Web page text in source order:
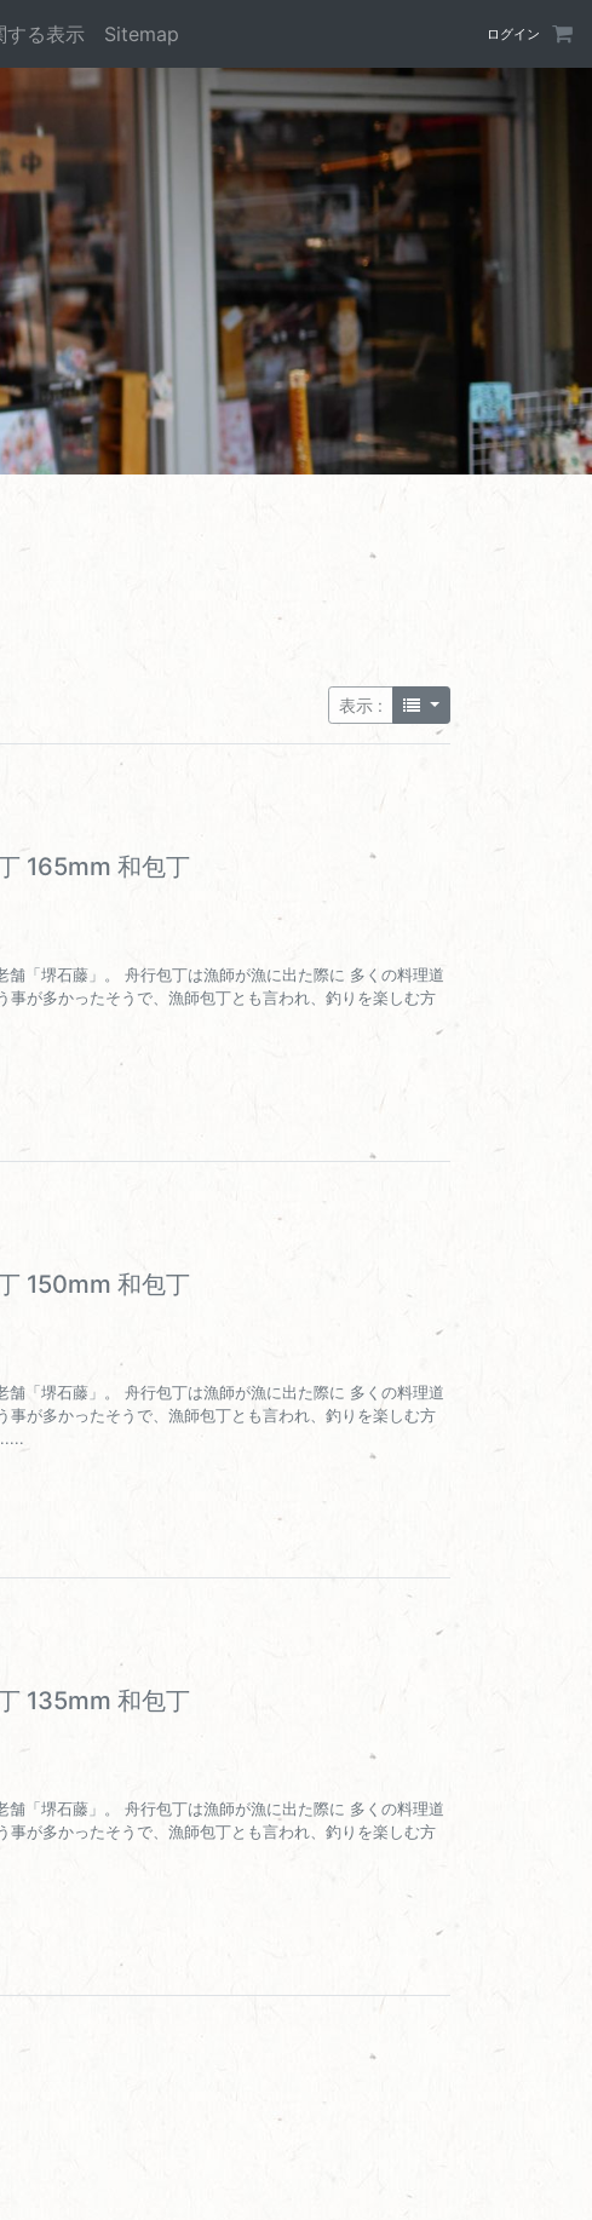
ログイン
する表示 Sitemap
表示 :
165mm 和包丁
舗「堺石藤」。 舟行包丁は漁師が漁に出た際に 多くの料理道
事が多かったそうで、漁師包丁とも言われ、釣りを楽しむ方
150mm 和包丁
舗「堺石藤」。 舟行包丁は漁師が漁に出た際に 多くの料理道
事が多かったそうで、漁師包丁とも言われ、釣りを楽しむ方
135mm 和包丁
舗「堺石藤」。 舟行包丁は漁師が漁に出た際に 多くの料理道
事が多かったそうで、漁師包丁とも言われ、釣りを楽しむ方